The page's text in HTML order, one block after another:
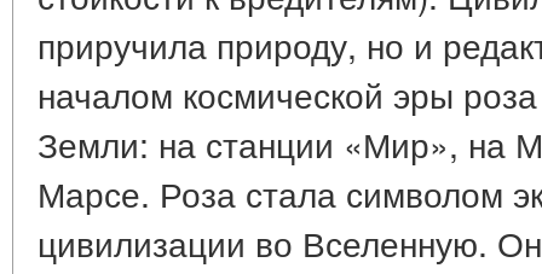
приручила природу, но и
началом космической эры
Земли: на станции «Мир», на
Марсе. Роза стала символом
цивилизации во Вселенную.